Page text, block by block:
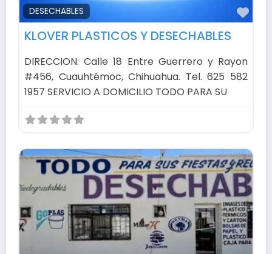
DESECHABLES
KLOVER PLASTICOS Y DESECHABLES
DIRECCION: Calle 18 Entre Guerrero y Rayon
#456, Cuauhtémoc, Chihuahua. Tel. 625 582
1957 SERVICIO A DOMICILIO TODO PARA SU